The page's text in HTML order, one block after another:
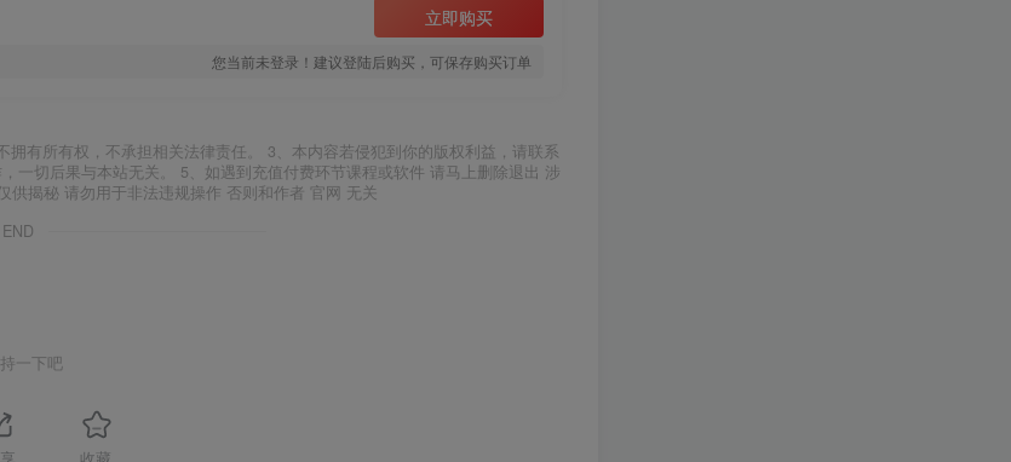
立即购买
您当前未登录！建议登陆后购买，可保存购买订单
有所有权，不承担相关法律责任。 3、本内容若侵犯到你的版权利益，请联系
一切后果与本站无关。 5、如遇到充值付费环节课程或软件 请马上删除退出 涉
揭秘 请勿用于非法违规操作 否则和作者 官网 无关
一下吧